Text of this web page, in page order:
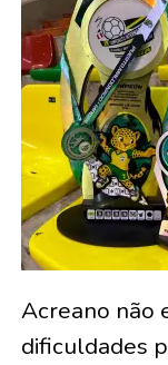
Acreano não
dificuldades